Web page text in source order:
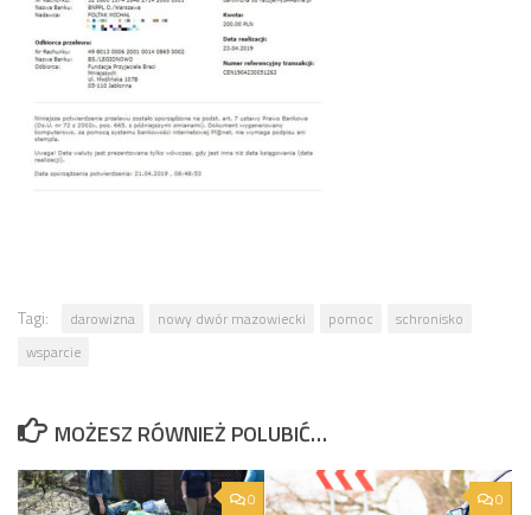
Tagi: darowizna nowy dwór mazowiecki pomoc
schronisko
wsparcie
MOŻESZ RÓWNIEŻ POLUBIĆ…
0 0